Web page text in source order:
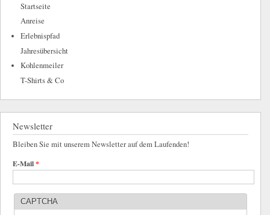
Startseite
Anreise
Erlebnispfad
Jahresübersicht
Kohlenmeiler
T-Shirts & Co
Newsletter
Bleiben Sie mit unserem Newsletter auf dem Laufenden!
E-Mail*
CAPTCHA